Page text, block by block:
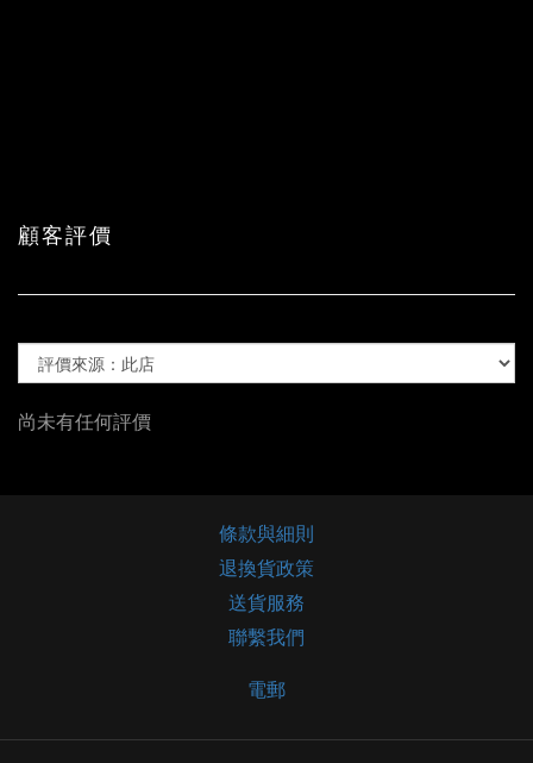
顧客評價
尚未有任何評價
條款與細則
退換貨政策
送貨服務
聯繫我們
電郵